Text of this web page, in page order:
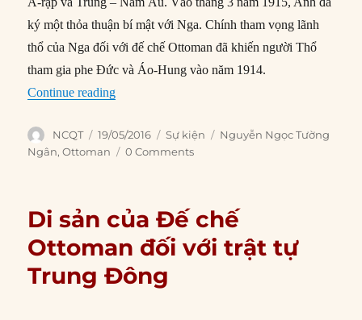
ký một thỏa thuận bí mật với Nga. Chính tham vọng lãnh
thổ của Nga đối với đế chế Ottoman đã khiến người Thổ
tham gia phe Đức và Áo-Hung vào năm 1914.
Continue reading“19/05/1916: Anh-Pháp thỏa thuận phân chia
Author
NCQT
Posted
on
19/05/2016 Categories
Sự kiện Tags
Nguyễn Ngọc Tường
Ngân,Ottoman 0 Comments
Di sản của Đế chế
Ottoman đối với trật tự
Trung Đông